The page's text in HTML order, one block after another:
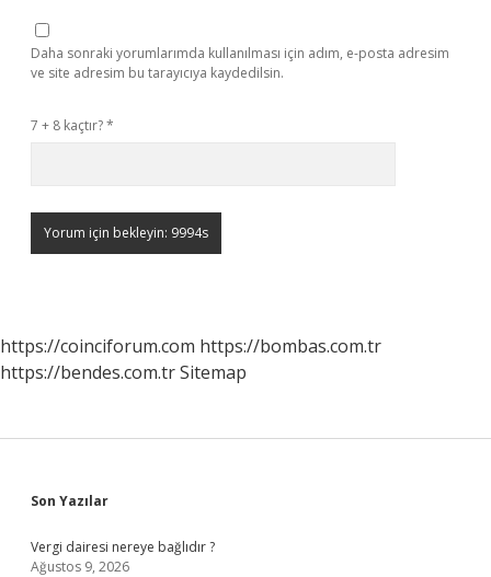
Daha sonraki yorumlarımda kullanılması için adım, e-posta adresim
ve site adresim bu tarayıcıya kaydedilsin.
7 + 8 kaçtır?*
https://coinciforum.com https://bombas.com.tr
https://bendes.com.trSitemap
Sidebar
Son Yazılar
Vergi dairesi nereye bağlıdır ?
Ağustos 9, 2026